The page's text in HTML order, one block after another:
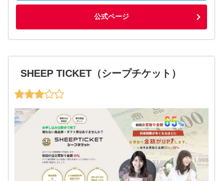
公式ページ
SHEEP TICKET（シープチケット）